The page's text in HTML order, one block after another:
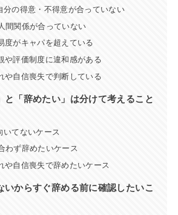
分の得意・不得意が合っていない
間関係が合っていない
度がキャパを超えている
や評価制度に違和感がある
や自信喪失で判断している
と「辞めたい」は分けて考えること
いてないケース
わず辞めたいケース
や自信喪失で辞めたいケース
いからすぐ辞める前に確認したいこ